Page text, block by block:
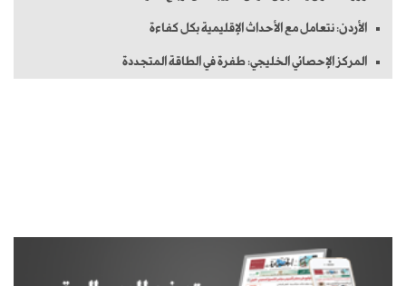
الأردن: نتعامل مع الأحداث الإقليمية بكل كفاءة
المركز الإحصائي الخليجي: طفرة في الطاقة المتجددة